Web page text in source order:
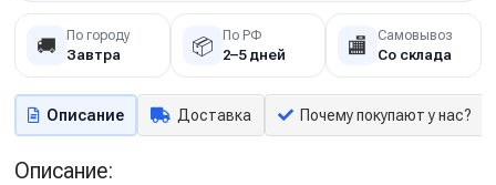
🚚 По городу
Завтра 📦 По РФ
2–5 дней 🏬 Самовывоз
Со склада
Описание Доставка Почему покупают у нас?
Описание: